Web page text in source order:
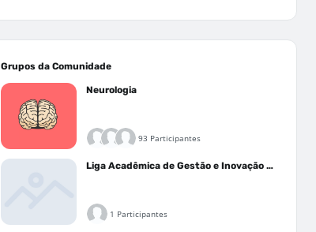
Grupos da Comunidade
Neurologia
93 Participantes
Liga Acadêmica de Gestão e Inovação Médica - LAGIM
1 Participantes